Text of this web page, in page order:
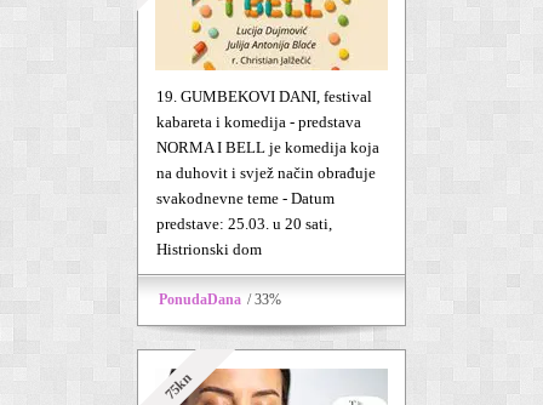
19. GUMBEKOVI DANI, festival
kabareta i komedija - predstava
NORMA I BELL je komedija koja
na duhovit i svjež način obrađuje
svakodnevne teme - Datum
predstave: 25.03. u 20 sati,
Histrionski dom
PonudaDana / 33%
75kn